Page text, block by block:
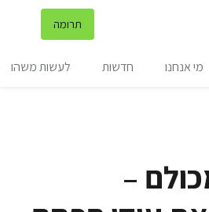
תרומה
מי אנחנו חדשות לעשות משהו
–